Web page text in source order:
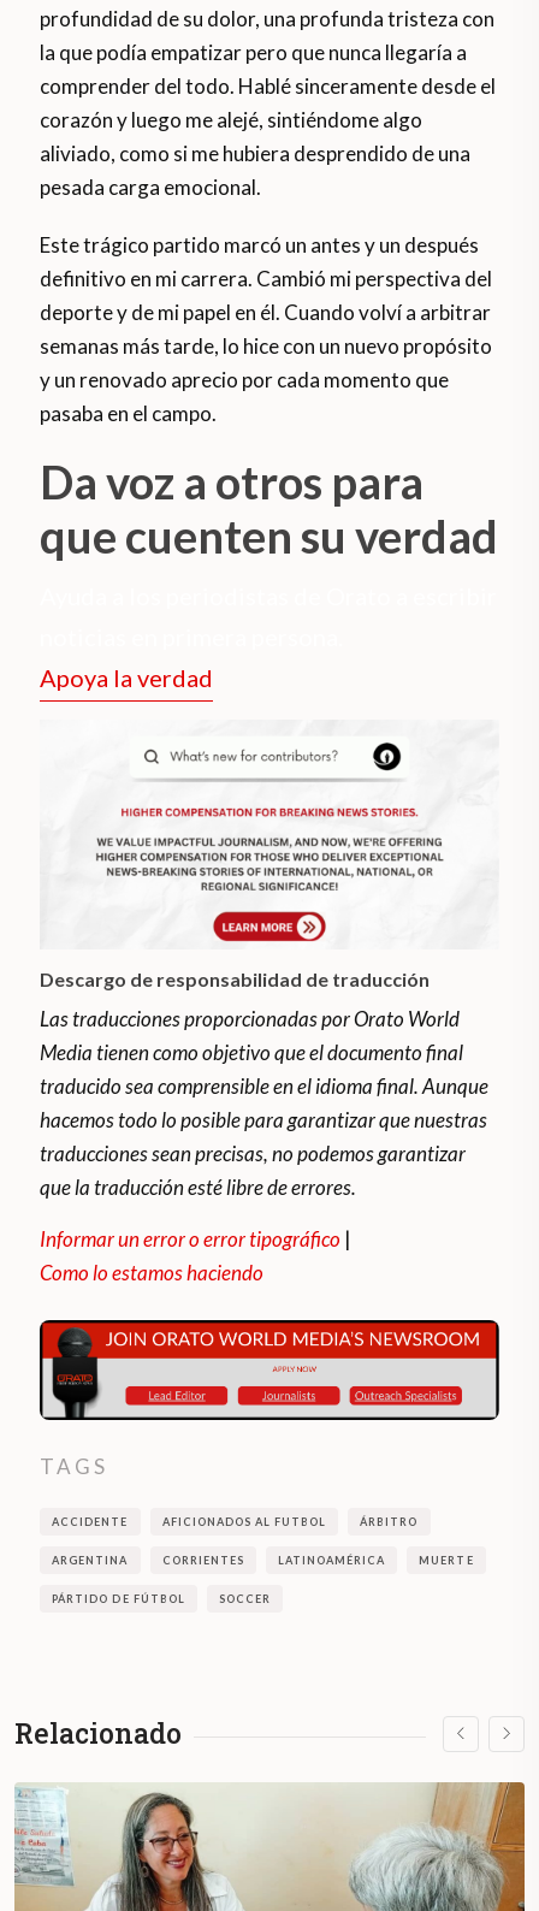
profundidad de su dolor, una profunda tristeza con
la que podía empatizar pero que nunca llegaría a
comprender del todo. Hablé sinceramente desde el
corazón y luego me alejé, sintiéndome algo
aliviado, como si me hubiera desprendido de una
pesada carga emocional.
Este trágico partido marcó un antes y un después
definitivo en mi carrera. Cambió mi perspectiva del
deporte y de mi papel en él. Cuando volví a arbitrar
semanas más tarde, lo hice con un nuevo propósito
y un renovado aprecio por cada momento que
pasaba en el campo.
Da voz a otros para
que cuenten su verdad
Apoya la verdad
Descargo de responsabilidad de traducción
Las traducciones proporcionadas por Orato World
Media tienen como objetivo que el documento final
traducido sea comprensible en el idioma final. Aunque
hacemos todo lo posible para garantizar que nuestras
traducciones sean precisas, no podemos garantizar
que la traducción esté libre de errores.
Informar un error o error tipográfico |
Como lo estamos haciendo
TAGS
ACCIDENTE AFICIONADOS AL FUTBOL ÁRBITRO
ARGENTINA CORRIENTES LATINOAMÉRICA MUERTE
PÁRTIDO DE FÚTBOL SOCCER
Relacionado